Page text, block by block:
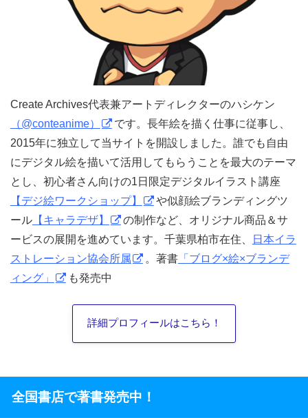
Create Archives代表兼アートディレクターのハシケン
（@conteanime）
です。長年絵を描く仕事に従事し、
2015年に独立して当サイトを開設しました。誰でも自由
にデジタル絵を描いて活用してもらうことを最大のテーマ
とし、初心者さん向けの1日限定デジタルイラスト講座
【デジ絵ワークショップ】
や似顔絵ブランディングツ
ール【キャラデザ】
の制作など、オリジナル商品＆サ
ービスの展開を進めています。千葉県柏市在住、
日本イラ
ストレーション協会所属
。著書「ブログ×絵×ブランデ
ィング」
も発売中
詳細プロフィールはこちら！
全国書店で著書発売中！